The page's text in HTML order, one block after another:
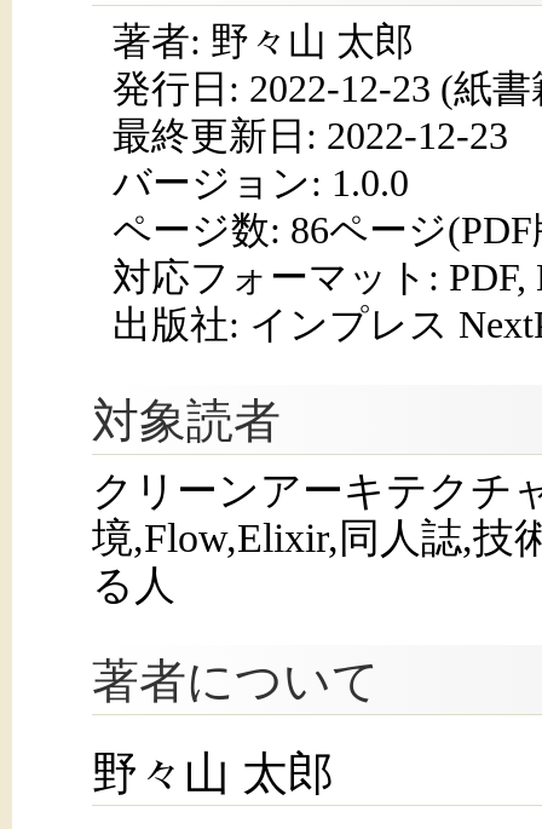
著者: 野々山 太郎
発行日: 2022-12-23 (紙書
最終更新日: 2022-12-23
バージョン: 1.0.0
ページ数: 86ページ
対応フォーマット: PDF,
出版社: インプレス
対象読者
クリーンアーキテクチ
境,Flow,Elixir,同人誌,技
る人
著者について
野々山 太郎